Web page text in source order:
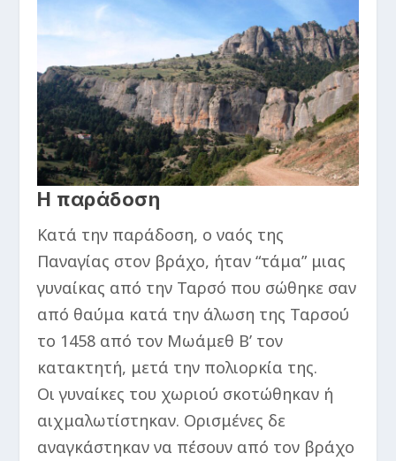
Η παράδοση
Κατά την παράδοση, ο ναός της
Παναγίας στον βράχο, ήταν “τάμα” μιας
γυναίκας από την Ταρσό που σώθηκε σαν
από θαύμα κατά την άλωση της Ταρσού
το 1458 από τον Μωάμεθ Β’ τον
κατακτητή, μετά την πολιορκία της.
Οι γυναίκες του χωριού σκοτώθηκαν ή
αιχμαλωτίστηκαν. Ορισμένες δε
αναγκάστηκαν να πέσουν από τον βράχο